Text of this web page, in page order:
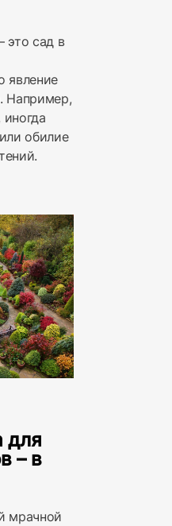
это сад в
явление
Например,
обилие
для
– в
мрачной